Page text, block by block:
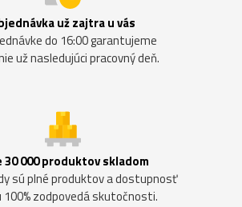
už zajtra u vás
do 16:00 garantujeme
už nasledujúci pracovný deň.
30 000 produktov skladom
sú plné produktov a dostupnosť
zodpovedá skutočnosti.